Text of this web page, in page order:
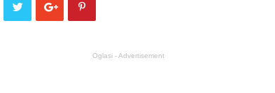
Oglasi - Advertisement